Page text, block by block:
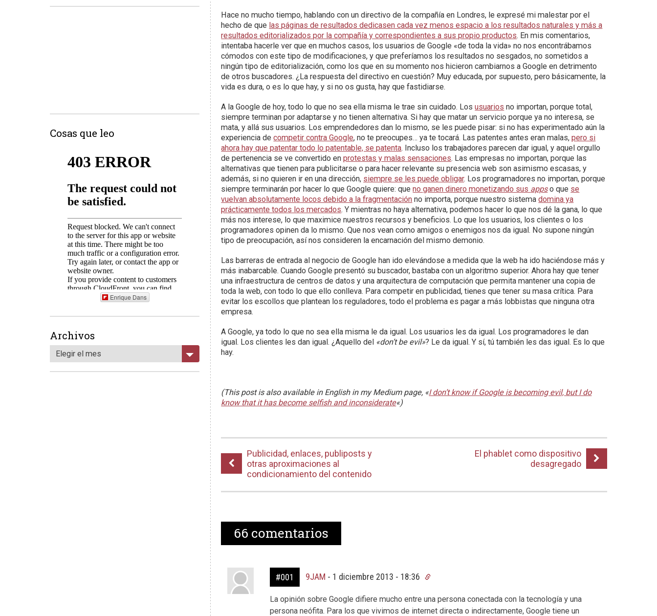
Hace no mucho tiempo, hablando con un directivo de la compañía en Londres, le expresé mi malestar por el
hecho de que las páginas de resultados dedicasen cada vez menos espacio a los resultados naturales y más a
resultados editorializados por la compañía y correspondientes a sus propio productos. En mis comentarios,
intentaba hacerle ver que en muchos casos, los usuarios de Google «de toda la vida» no nos encontrábamos
cómodos con este tipo de modificaciones, y que preferíamos los resultados no sesgados, no sometidos a
ningún tipo de editorialización, como los que en su momento nos hicieron cambiarnos a Google en detrimento
de otros buscadores. ¿La respuesta del directivo en cuestión? Muy educada, por supuesto, pero básicamente, la
vida es dura, o es lo que hay, y si no os gusta, hay que fastidiarse.
A la Google de hoy, todo lo que no sea ella misma le trae sin cuidado. Losusuarios no importan, porque total,
siempre terminan por adaptarse y no tienen alternativa. Si hay que matar un servicio porque ya no interesa, se
mata, y allá sus usuarios. Los emprendedores dan lo mismo, se les puede pisar: si no has experimentado aún la
experiencia decompetir contra Google, no te preocupes… ya te tocará. Las patentes antes eran malas,pero si
ahora hay que patentar todo lo patentable, se patenta. Incluso los trabajadores parecen dar igual, y aquel orgullo
de pertenencia se ve convertido enprotestas y malas sensaciones. Las empresas no importan, porque las
alternativas que tienen para publicitarse o para hacer relevante su presencia web son asimismo escasas, y
además, si no quieren ir en una dirección, siempre se les puede obligar. Los programadores no importan, porque
siempre terminarán por hacer lo que Google quiere: queno ganen dinero monetizando sus appso que se
vuelvan absolutamente locos debido a la fragmentación no importa, porque nuestro sistemadomina ya
prácticamente todos los mercados. Y mientras no haya alternativa, podemos hacer lo que nos dé la gana, lo que
más nos interese, lo que maximice nuestros recursos y beneficios. Lo que los usuarios, los clientes o los
programadores opinen da lo mismo. Que nos vean como amigos o enemigos nos da igual. No supone ningún
tipo de preocupación, así nos consideren la encarnación del mismo demonio.
Las barreras de entrada al negocio de Google han ido elevándose a medida que la web ha ido haciéndose más y
más inabarcable. Cuando Google presentó su buscador, bastaba con un algoritmo superior. Ahora hay que tener
una infraestructura de centros de datos y una arquitectura de computación que permita mantener una copia de
toda la web, con todo lo que ello conlleva. Para competir en publicidad, tienes que tener su masa crítica. Para
evitar los escollos que plantean los reguladores, todo el problema es pagar a más lobbistas que ninguna otra
empresa.
A Google, ya todo lo que no sea ella misma le da igual. Los usuarios les da igual. Los programadores le dan
igual. Los clientes les dan igual. ¿Aquello del «don’t be evil»? Le da igual. Y sí, tú también les das igual. Es lo que
hay.
(This post is also available in English in my Medium page, «I don’t know if Google is becoming evil, but I do
know that it has become selfish and inconsiderate«)
Publicidad, enlaces, publiposts y
otras aproximaciones al
condicionamiento del contenido
El phablet como dispositivo
desagregado
66 comentarios
#001 9JAM - 1 diciembre 2013 - 18:36
La opinión sobre Google difiere mucho entre una persona conectada con la tecnología y una
persona neófita. Para los que vivimos de internet directa o indirectamente, Google tiene un
Cosas que leo
Enrique Dans
Archivos
Elegir el mes